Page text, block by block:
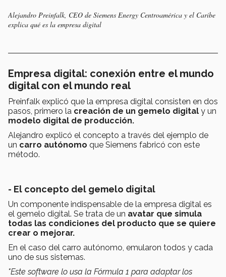
Alejandro Preinfalk, CEO de Siemens Energy Centroamérica y el Caribe
explica qué es la empresa digital
Empresa digital: conexión entre el mundo
digital con el mundo real
Preinfalk explicó que la empresa digital consisten en dos
pasos, primero la creación de un gemelo digital y un
modelo digital de producción.
Alejandro explicó el concepto a través del ejemplo de
un carro autónomo que Siemens fabricó con este
método.
- El concepto del gemelo digital
Un componente indispensable de la empresa digital es
el gemelo digital. Se trata de un avatar que simula
todas las condiciones del producto que se quiere
crear o mejorar.
En el caso del carro autónomo, emularon todos y cada
uno de sus sistemas.
"Este software lo usa la Fórmula 1 para adaptar los